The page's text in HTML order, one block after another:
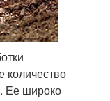
количество
Ее широко